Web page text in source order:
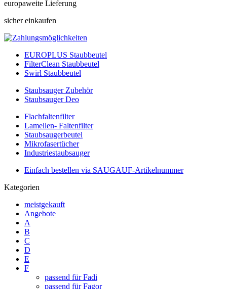
europaweite Lieferung
sicher einkaufen
EUROPLUS Staubbeutel
FilterClean Staubbeutel
Swirl Staubbeutel
Staubsauger Zubehör
Staubsauger Deo
Flachfaltenfilter
Lamellen- Faltenfilter
Staubsaugerbeutel
Mikrofasertücher
Industriestaubsauger
Einfach bestellen via SAUGAUF-Artikelnummer
Kategorien
meistgekauft
Angebote
A
B
C
D
E
F
passend für Fadi
passend für Fagor